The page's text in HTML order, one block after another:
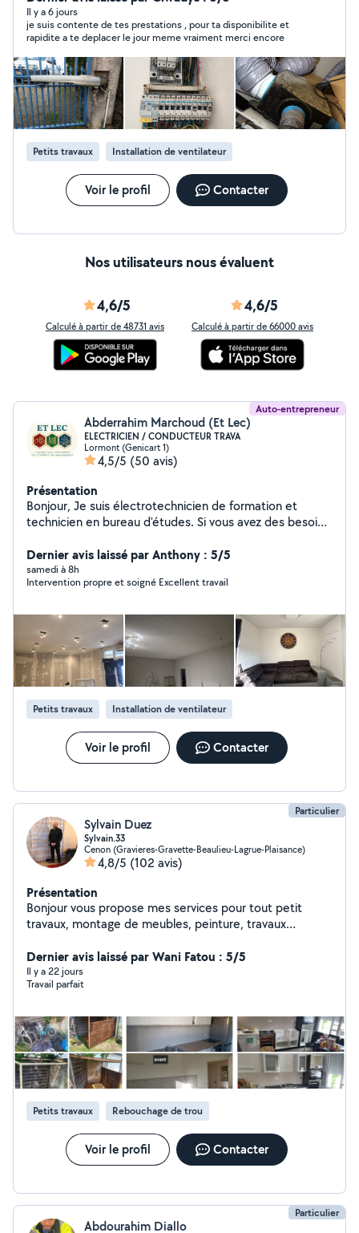
aux alentours de Bordeaux
Il y a 6 jours
je suis contente de tes prestations , pour ta disponibilite et
rapidite a te deplacer le jour meme vraiment merci encore
Petits travaux Installation de ventilateur
Voir le profil Contacter
Nos utilisateurs nous évaluent
4,6/5
Calculé à partir de 48731 avis
4,6/5
Calculé à partir de 66000 avis
Auto-entrepreneur
Abderrahim Marchoud (Et Lec)
ELECTRICIEN / CONDUCTEUR TRAVA
Lormont (Genicart 1)
4,5/5 (50 avis)
Présentation
Bonjour, Je suis électrotechnicien de formation et
technicien en bureau d'études. Si vous avez des besoins
fournis une assitance pour l'aménagement ou
l'adaptation de vos locaux ou logements. Mise aux
normes, accompagnement techniques, production et
et un tarif sur mesure selon vos demandes. Merci.
Dernier avis laissé par Anthony : 5/5
samedi à 8h
Intervention propre et soigné Excellent travail
Petits travaux Installation de ventilateur
Voir le profil Contacter
Particulier
Sylvain Duez
Sylvain.33
Cenon (Gravieres-Gravette-Beaulieu-Lagrue-Plaisance)
4,8/5 (102 avis)
Présentation
Bonjour vous propose mes services pour tout petit
travaux, montage de meubles, peinture, travaux
Dernier avis laissé par Wani Fatou : 5/5
Il y a 22 jours
Travail parfait
Petits travaux Rebouchage de trou
Voir le profil Contacter
Particulier
Abdourahim Diallo